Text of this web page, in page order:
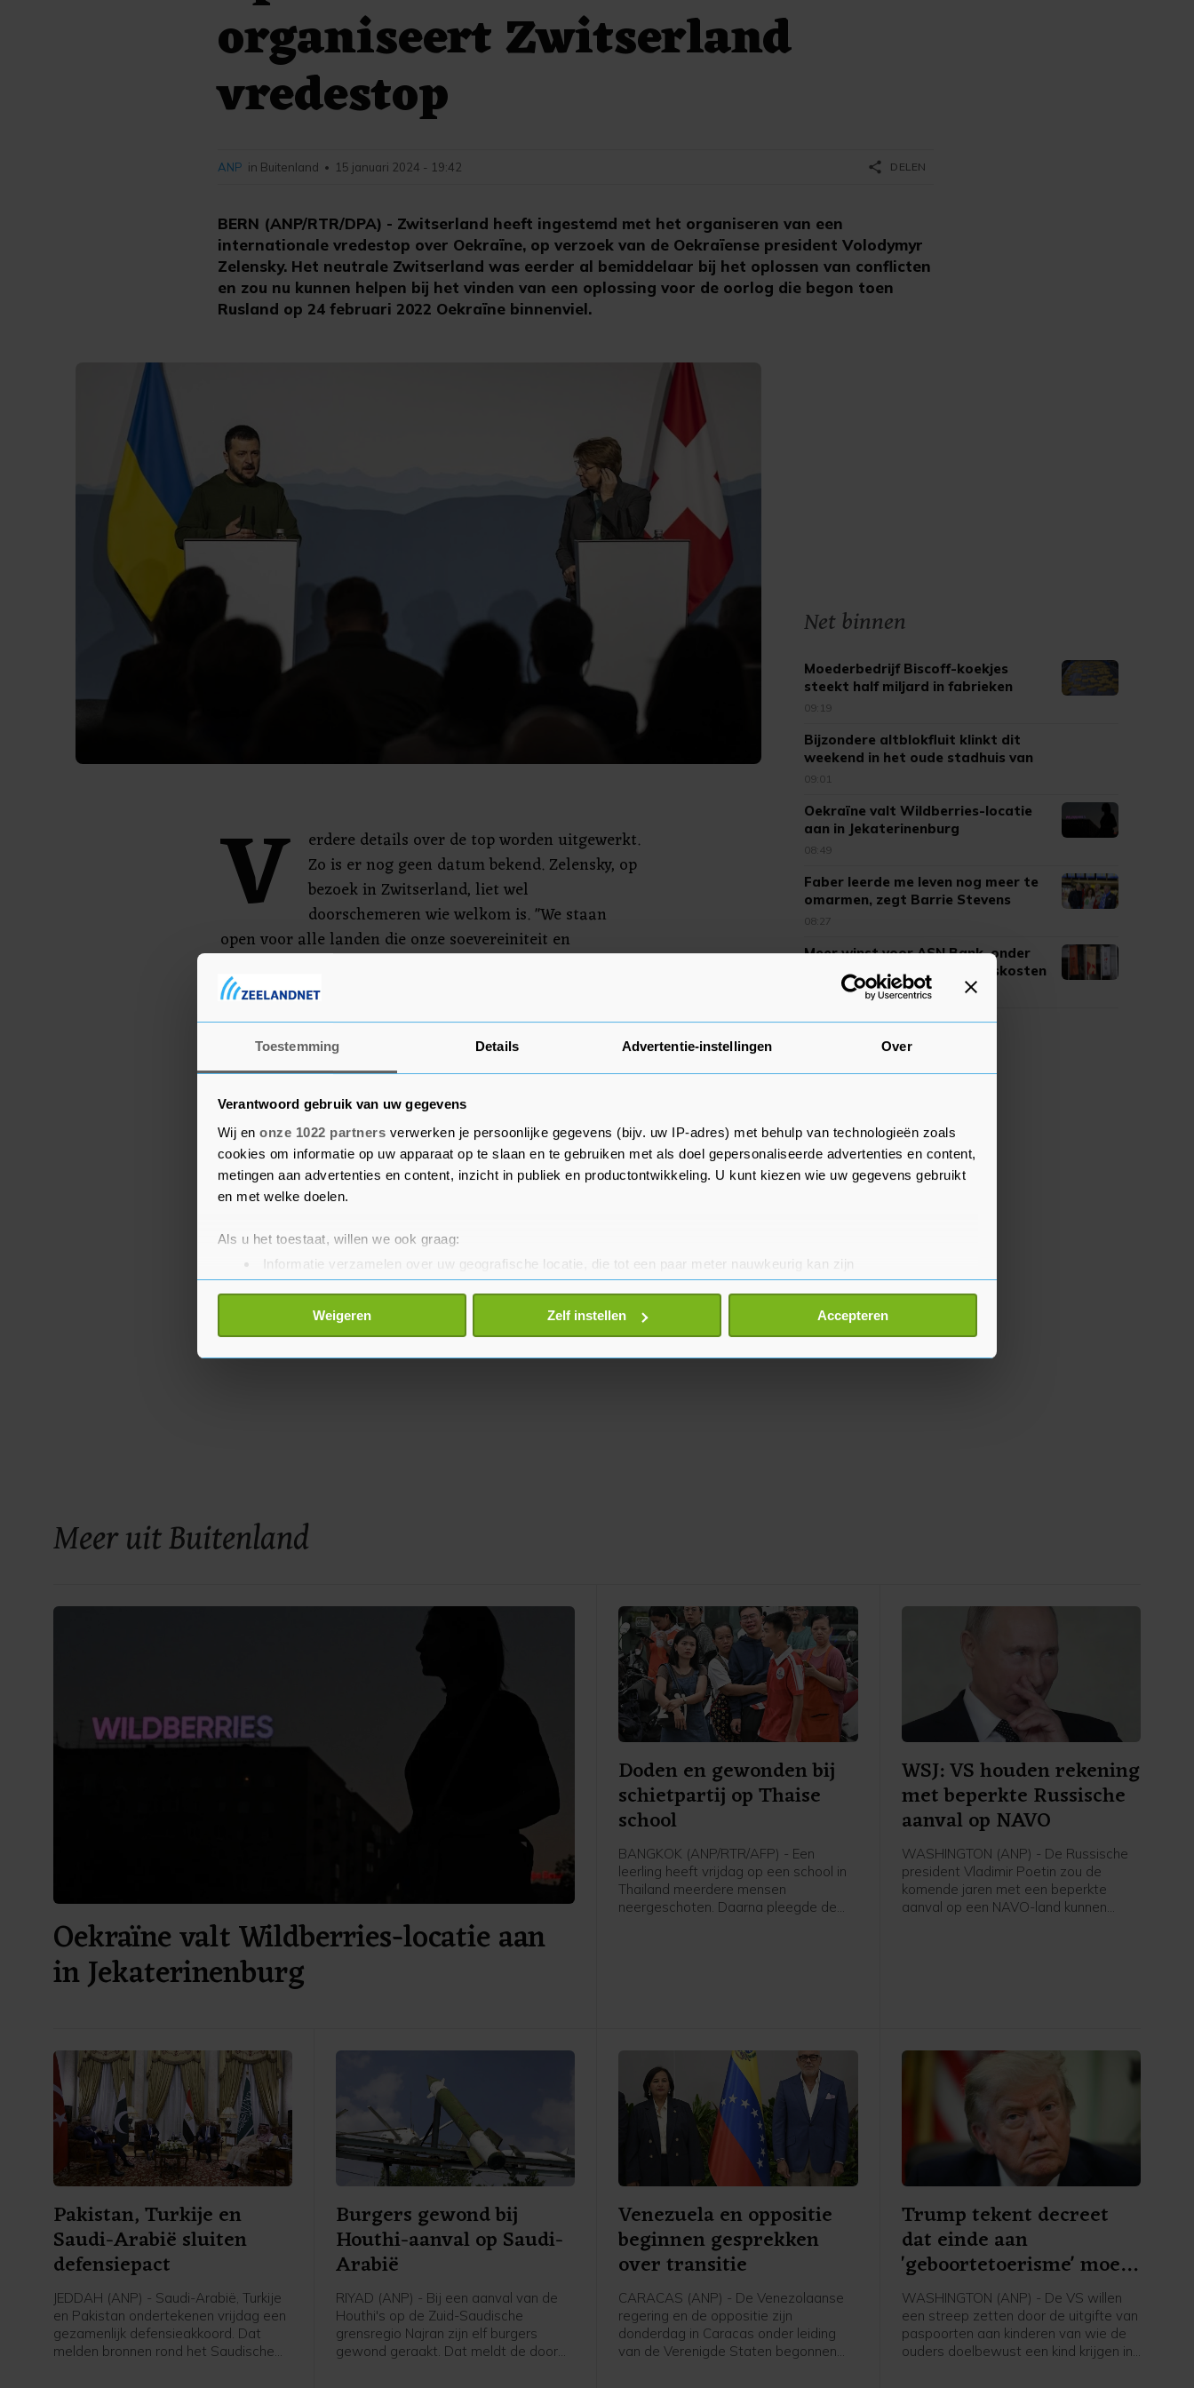
Toestemming Details Advertentie-instellingen Over
Verantwoord gebruik van uw gegevens
Wij en onze 1022 partners verwerken je persoonlijke gegevens (bijv. uw IP-adres) met behulp van technologieën zoals
cookies om informatie op uw apparaat op te slaan en te gebruiken met als doel gepersonaliseerde advertenties en content,
metingen aan advertenties en content, inzicht in publiek en productontwikkeling. U kunt kiezen wie uw gegevens gebruikt
en met welke doelen.
Als u het toestaat, willen we ook graag:
Informatie verzamelen over uw geografische locatie, die tot een paar meter nauwkeurig kan zijn
Uw apparaat identificeren door het actief te scannen op specifieke eigenschappen (fingerprinting)
Lees meer over hoe uw persoonlijke gegevens worden verwerkt en stel uw voorkeuren in het
detailgedeelte
toestemming op elk moment wijzigen of intrekken in de Cookieverklaring.
Weigeren Zelf instellen Accepteren
organiseert Zwitserland
vredestop
BERN (ANP/RTR/DPA) - Zwitserland heeft ingestemd met het organiseren van een
internationale vredestop over Oekraïne, op verzoek van de Oekraïense president Volodymyr
Zelensky. Het neutrale Zwitserland was eerder al bemiddelaar bij het oplossen van conflicten
en zou nu kunnen helpen bij het vinden van een oplossing voor de oorlog die begon toen
Rusland op 24 februari 2022 Oekraïne binnenviel.
ANP in Buitenland • 15 januari 2024 - 19:42 share DELEN
V
erdere details over de top worden uitgewerkt.
Zo is er nog geen datum bekend. Zelensky, op
bezoek in Zwitserland, liet wel
doorschemeren wie welkom is. "We staan ​​
open voor alle landen die onze soevereiniteit en
Afrikaanse, Zuid-Amerikaanse en Aziatische landen
meedoen. Hij noemde speciaal China: "Het is belangrijk
voor ons om te laten zien dat de hele wereld tegen de
Russische agressie is, en dat de hele wereld voor een
Meer uit Buitenland
Oekraïne valt Wildberries-locatie aan
in Jekaterinenburg
Doden en gewonden bij
schietpartij op Thaise
school
BANGKOK (ANP/RTR/AFP) - Een
leerling heeft vrijdag op een school in
Thailand meerdere mensen
neergeschoten. Daarna pleegde de
WSJ: VS houden rekening
met beperkte Russische
aanval op NAVO
WASHINGTON (ANP) - De Russische
president Vladimir Poetin zou de
komende jaren met een beperkte
aanval op een NAVO-land kunnen
Pakistan, Turkije en
Saudi-Arabië sluiten
defensiepact
JEDDAH (ANP) - Saudi-Arabië, Turkije
en Pakistan ondertekenen vrijdag een
gezamenlijk defensieakkoord. Dat
melden bronnen rond het Saudische
Burgers gewond bij
Houthi-aanval op Saudi-
Arabië
RIYAD (ANP) - Bij een aanval van de
Houthi's op de Zuid-Saudische
grensregio Najran zijn elf burgers
gewond geraakt. Dat meldt de door
Venezuela en oppositie
beginnen gesprekken
over transitie
CARACAS (ANP) - De Venezolaanse
regering en de oppositie zijn
donderdag in Caracas onder leiding
van de Verenigde Staten begonnen
Trump tekent decreet
dat einde aan
'geboortetoerisme' moet
maken
WASHINGTON (ANP) - De VS willen
een streep zetten door de uitgifte van
paspoorten aan kinderen van wie de
ouders doelbewust een kind krijgen in
Net binnen
Moederbedrijf Biscoff-koekjes
steekt half miljard in fabrieken
09:19
Bijzondere altblokfluit klinkt dit
weekend in het oude stadhuis van
Tholen
09:01
Oekraïne valt Wildberries-locatie
aan in Jekaterinenburg
08:49
Faber leerde me leven nog meer te
omarmen, zegt Barrie Stevens
08:27
Meer winst voor ASN Bank, onder
meer door lagere personeelskosten